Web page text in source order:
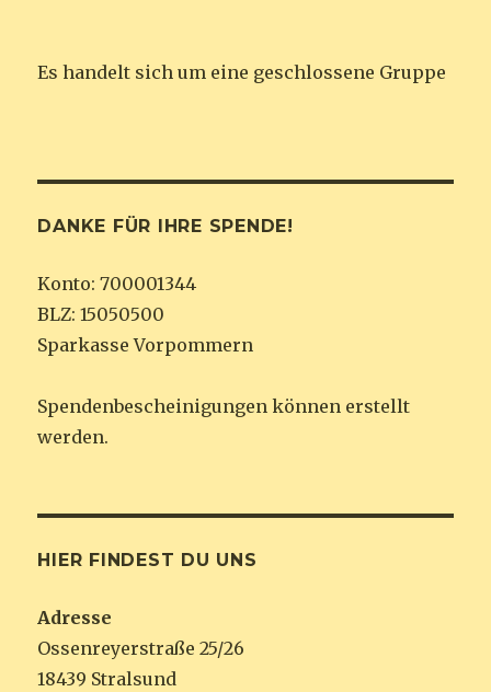
Es handelt sich um eine geschlossene Gruppe
DANKE FÜR IHRE SPENDE!
Konto: 700001344
BLZ: 15050500
Sparkasse Vorpommern
Spendenbescheinigungen können erstellt
werden.
HIER FINDEST DU UNS
Adresse
Ossenreyerstraße 25/26
18439 Stralsund